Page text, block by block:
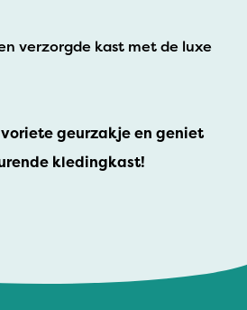
verzorgde kast met de luxe
geurzakje en geniet
kledingkast!